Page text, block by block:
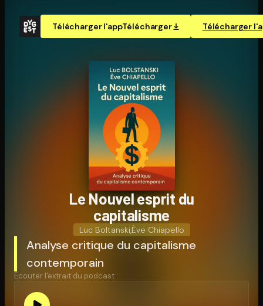
Télécharger l'appTélécharger Télécharger
Ouvre l'app Appareil photo, pointe sur le code. C'est gratuit à
Le Nouvel esprit du
capitalisme
Luc Boltanski Ève Chiapello
Analyse critique du capitalisme
contemporain
Écouter l'extrait du podcast :